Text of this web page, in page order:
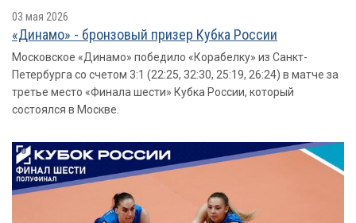
03 мая 2026
«Динамо» - бронзовый призер Кубка России
Московское «Динамо» победило «Корабелку» из Санкт-
Петербурга со счетом 3:1 (22:25, 32:30, 25:19, 26:24) в матче за
третье место «Финала шести» Кубка России, который
состоялся в Москве.